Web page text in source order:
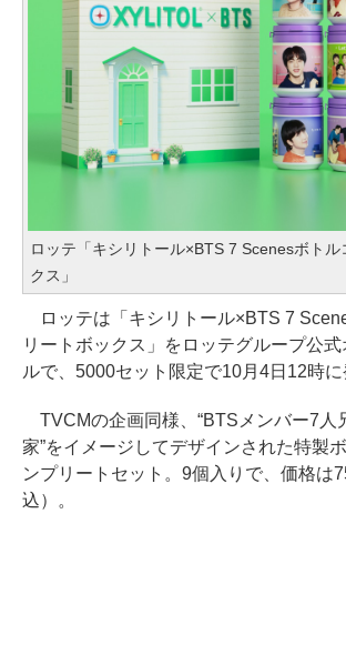
ロッテ「キシリトール×BTS 7 Scenesボトル
クス」
ロッテは「キシリトール×BTS 7
リートボックス」をロッテグループ公
ルで、5000セット限定で10月4日12時に
TVCMの企画同様、“BTSメンバー7人
家”をイメージしてデザインされた特製
ンプリートセット。9個入りで、価格は
込）。